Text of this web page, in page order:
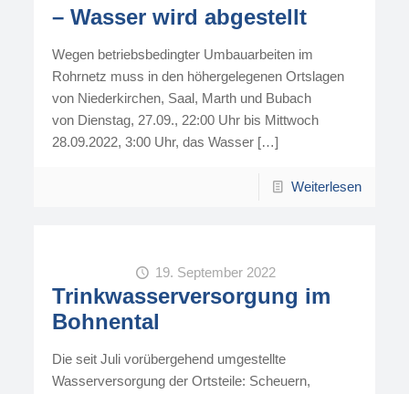
– Wasser wird abgestellt
Wegen betriebsbedingter Umbauarbeiten im
Rohrnetz muss in den höhergelegenen Ortslagen
von Niederkirchen, Saal, Marth und Bubach
von Dienstag, 27.09., 22:00 Uhr bis Mittwoch
28.09.2022, 3:00 Uhr, das Wasser […]
Weiterlesen
19. September 2022
Trinkwasserversorgung im
Bohnental
Die seit Juli vorübergehend umgestellte
Wasserversorgung der Ortsteile: Scheuern,